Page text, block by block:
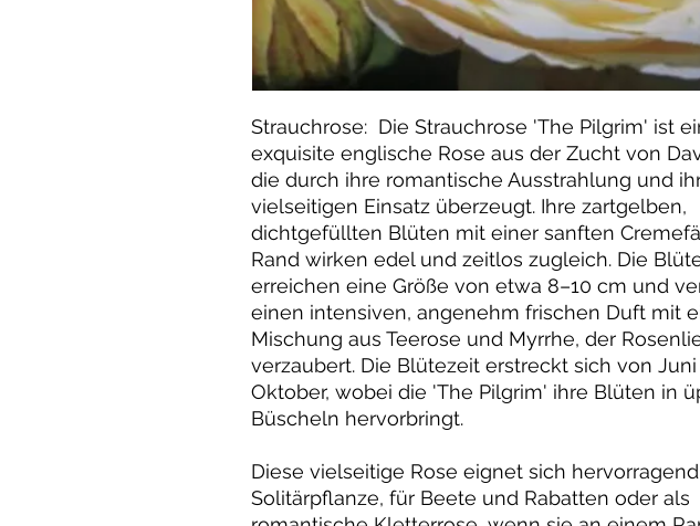
Strauchrose: Die Strauchrose 'The Pilgrim' ist
exquisite englische Rose aus der Zucht von
die durch ihre romantische Ausstrahlung und
vielseitigen Einsatz überzeugt. Ihre zartgelben,
dichtgefüllten Blüten mit einer sanften
Rand wirken edel und zeitlos zugleich. Die
erreichen eine Größe von etwa 8–10 cm und
einen intensiven, angenehm frischen Duft mit
Mischung aus Teerose und Myrrhe, der
verzaubert. Die Blütezeit erstreckt sich von Juni
Oktober, wobei die 'The Pilgrim' ihre Blüten in
Büscheln hervorbringt.
Diese vielseitige Rose eignet sich
Solitärpflanze, für Beete und Rabatten oder als